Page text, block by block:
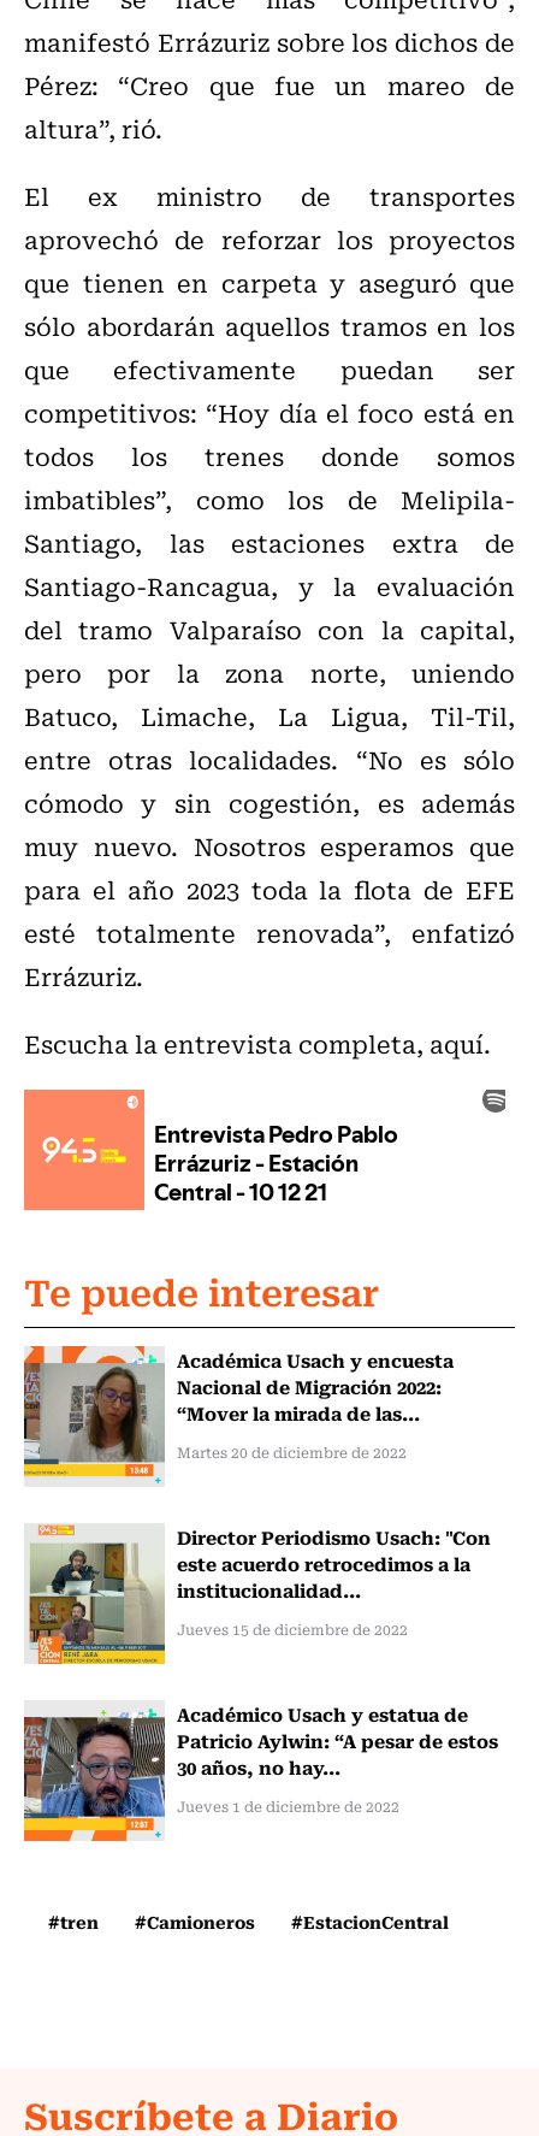
manifestó Errázuriz sobre los dichos de
Pérez: “Creo que fue un mareo de
altura”, rió.
El ex ministro de transportes
aprovechó de reforzar los proyectos
que tienen en carpeta y aseguró que
sólo abordarán aquellos tramos en los
que efectivamente puedan ser
competitivos: “Hoy día el foco está en
todos los trenes donde somos
imbatibles”, como los de Melipila-
Santiago, las estaciones extra de
Santiago-Rancagua, y la evaluación
del tramo Valparaíso con la capital,
pero por la zona norte, uniendo
Batuco, Limache, La Ligua, Til-Til,
entre otras localidades. “No es sólo
cómodo y sin cogestión, es además
muy nuevo. Nosotros esperamos que
para el año 2023 toda la flota de EFE
esté totalmente renovada”, enfatizó
Errázuriz.
Escucha la entrevista completa, aquí.
Te puede interesar
Académica Usach y encuesta
Nacional de Migración 2022:
“Mover la mirada de las...
Martes 20 de diciembre de 2022
Director Periodismo Usach: "Con
este acuerdo retrocedimos a la
institucionalidad...
Jueves 15 de diciembre de 2022
Académico Usach y estatua de
Patricio Aylwin: “A pesar de estos
30 años, no hay...
Jueves 1 de diciembre de 2022
#tren #Camioneros #EstacionCentral